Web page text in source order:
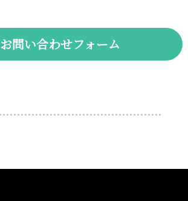
お問い合わせフォーム